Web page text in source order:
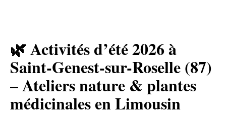
🌿 Activités d’été 2026 à
Saint-Genest-sur-Roselle (87)
– Ateliers nature & plantes
médicinales en Limousin